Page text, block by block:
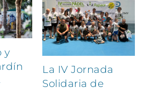
y
La IV Jornada
Solidaria de